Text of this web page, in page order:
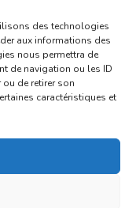
des technologies
aux informations des
nous permettra de
de navigation ou les ID
de retirer son
caractéristiques et
:
allées
1er